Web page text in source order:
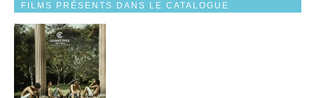
FILMS PRÉSENTS DANS LE CATALOGUE